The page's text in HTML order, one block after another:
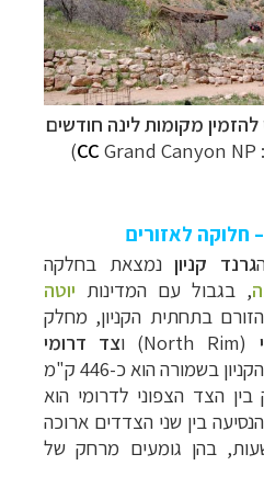
להזמין מקומות לינה חודשים
CC Grand Canyon NP)
חלוקה לאזורים
גרנד קניוןנמצאת בחלקה
, בגבול עם המדינות יוטה
בתחתית הקניון, מחלק
(
North Rim) וצד דרומי
). אורכו של הקניון בשמורה הוא כ-446 ק"מ
בין הצד הצפוני לדרומי הוא
ק"מ, אך הנסיעה בין שני הצדדים ארוכה
היא אורכת כ-5 שעות, בהן גומעים מרחק של